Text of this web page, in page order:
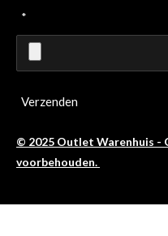
*
Verzenden
© 2025 Outlet Warenhuis -
voorbehouden.